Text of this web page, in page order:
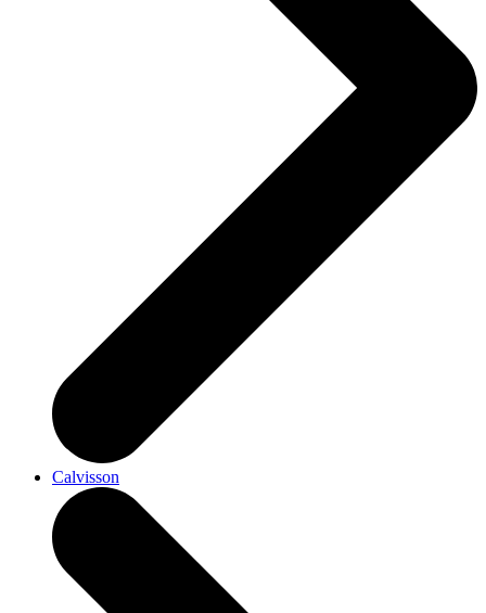
Calvisson